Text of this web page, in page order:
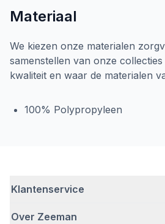
Materiaal
We kiezen onze materialen
samenstellen van onze
kwaliteit en waar de materialen
100% Polypropyleen
Klantenservice
Veelgestelde vragen
Over Zeeman